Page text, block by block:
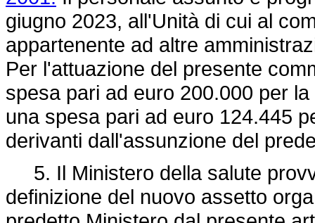
giugno 2023, all'Unità di cui al
appartenente ad altre
Per l'attuazione del presente
spesa pari ad euro 200.000 per
una spesa pari ad euro 124.445
derivanti dall'assunzione del
5. Il Ministero della salute
definizione del nuovo assetto